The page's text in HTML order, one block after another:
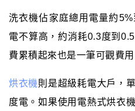
洗衣機佔家庭總用電量約
電不算高，約消耗0.3度到
費累積起來也是一筆可觀費用
烘衣機則是超級耗電大戶，
度電。如果使用電熱式烘衣